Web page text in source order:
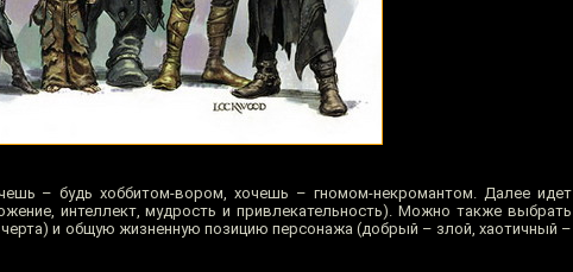
– будь хоббитом-вором, хочешь – гномом-некромантом. Далее идет
интеллект, мудрость и привлекательность). Можно также выбрать
черта) и общую жизненную позицию персонажа (добрый – злой, хаотичный –